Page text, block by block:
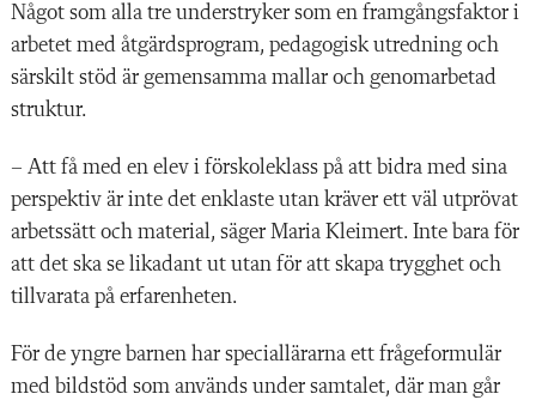
Något som alla tre understryker som en framgångsfaktor i
arbetet med åtgärdsprogram, pedagogisk utredning och
särskilt stöd är gemensamma mallar och genomarbetad
struktur.
– Att få med en elev i förskoleklass på att bidra med sina
perspektiv är inte det enklaste utan kräver ett väl utprövat
arbetssätt och material, säger Maria Kleimert. Inte bara för
att det ska se likadant ut utan för att skapa trygghet och
tillvarata på erfarenheten.
För de yngre barnen har speciallärarna ett frågeformulär
med bildstöd som används under samtalet, där man går